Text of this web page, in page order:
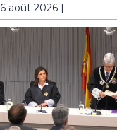
6 août 2026 |